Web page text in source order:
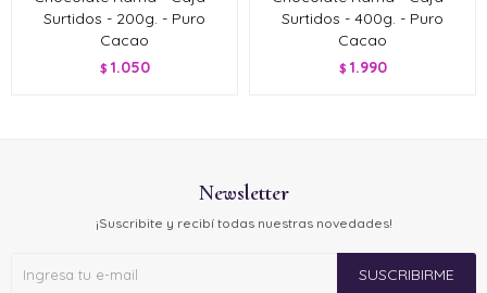
Surtidos - 200g. - Puro
Cacao
$ 1.050
Surtidos - 400g. - Puro
Cacao
$ 1.990
Newsletter
¡Suscribite y recibí todas nuestras novedades!
SUSCRIBIRME